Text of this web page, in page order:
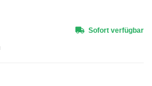
Sofort verfügbar